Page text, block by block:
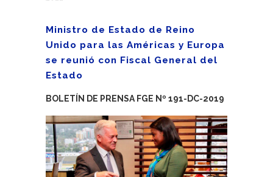
Ministro de Estado de Reino
Unido para las Américas y Europa
se reunió con Fiscal General del
Estado
BOLETÍN DE PRENSA FGE Nº 191-DC-2019